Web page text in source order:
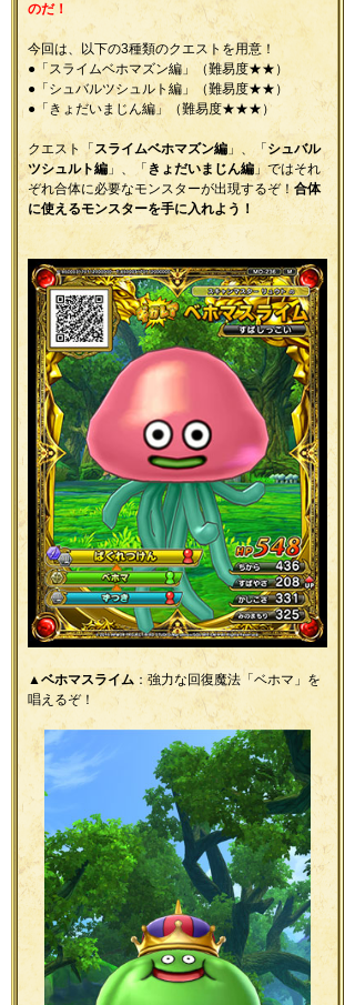
のだ！
今回は、以下の3種類のクエストを用意！
●「スライムベホマズン編」（難易度★★）
●「シュバルツシュルト編」（難易度★★）
●「きょだいまじん編」（難易度★★★）
クエスト「スライムベホマズン編 」、「 シュバル
ツシュルト編 」、「 きょだいまじん編 」ではそれ
ぞれ合体に必要なモンスターが出現するぞ！合体
に使えるモンスターを手に入れよう！
▲ベホマスライム ：強力な回復魔法「ベホマ」を
唱えるぞ！